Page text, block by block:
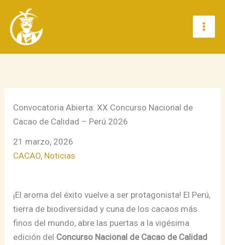
contenido
Convocatoria Abierta: XX Concurso Nacional de
Cacao de Calidad – Perú 2026
21 marzo, 2026
CACAO, Noticias
¡El aroma del éxito vuelve a ser protagonista! El Perú,
tierra de biodiversidad y cuna de los cacaos más
finos del mundo, abre las puertas a la vigésima
edición del Concurso Nacional de Cacao de Calidad